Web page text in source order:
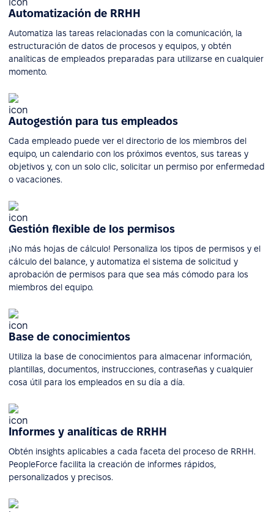
Automatización de RRHH
Automatiza las tareas relacionadas con la comunicación, la
estructuración de datos de procesos y equipos, y obtén
analíticas de empleados preparadas para utilizarse en cualquier
momento.
Autogestión para tus empleados
Cada empleado puede ver el directorio de los miembros del
equipo, un calendario con los próximos eventos, sus tareas y
objetivos y, con un solo clic, solicitar un permiso por enfermedad
o vacaciones.
Gestión flexible de los permisos
¡No más hojas de cálculo! Personaliza los tipos de permisos y el
cálculo del balance, y automatiza el sistema de solicitud y
aprobación de permisos para que sea más cómodo para los
miembros del equipo.
Base de conocimientos
Utiliza la base de conocimientos para almacenar información,
plantillas, documentos, instrucciones, contraseñas y cualquier
cosa útil para los empleados en su día a día.
Informes y analíticas de RRHH
Obtén insights aplicables a cada faceta del proceso de RRHH.
PeopleForce facilita la creación de informes rápidos,
personalizados y precisos.